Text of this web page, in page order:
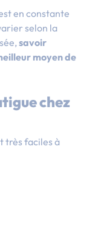
en constante
selon la
savoir
moyen de
chez
très faciles à